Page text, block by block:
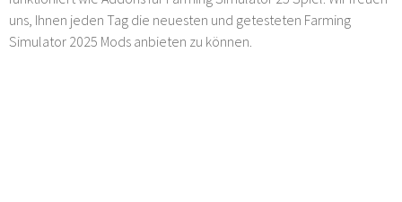
uns, Ihnen jeden Tag die neuesten und getesteten Farming
Simulator 2025 Mods anbieten zu können.